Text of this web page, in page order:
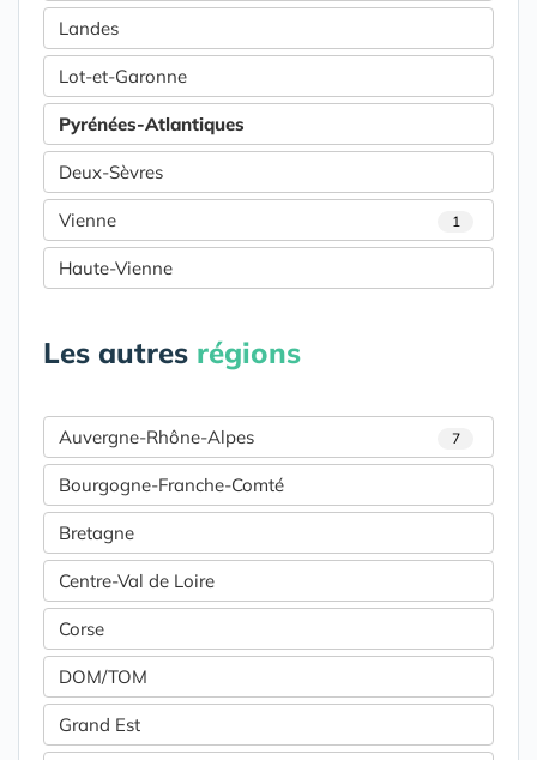
Landes
Lot-et-Garonne
Pyrénées-Atlantiques
Deux-Sèvres
Vienne 1
Haute-Vienne
Les autres régions
Auvergne-Rhône-Alpes 7
Bourgogne-Franche-Comté
Bretagne
Centre-Val de Loire
Corse
DOM/TOM
Grand Est